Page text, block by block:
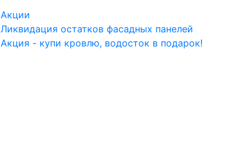
Акции
Ликвидация остатков фасадных панелей
Акция - купи кровлю, водосток в подарок!